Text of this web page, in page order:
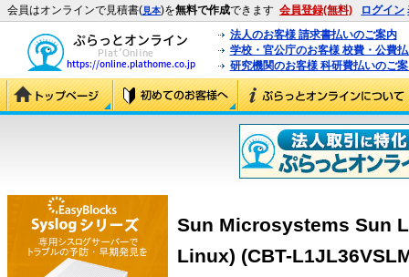
会員はオンラインで見積書(見本)を無料で作成できます 会員登録(無料) ログイン
法人のお客様 請求書払いのご案内
学校・官公庁のお客様 校費・公費
研究機関のお客様 科研費払いのご
Sun Microsystems Sun
Linux) (CBT-